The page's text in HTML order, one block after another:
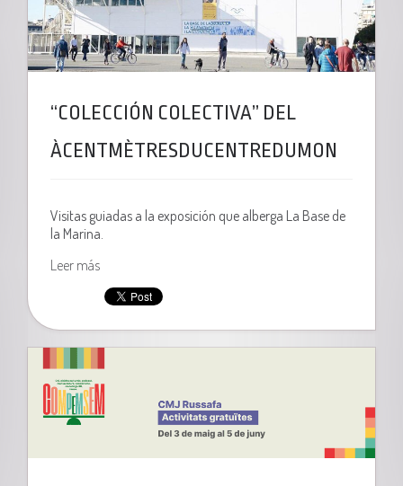
“COLECCIÓN COLECTIVA” DEL
ÀCENTMÈTRESDUCENTREDUMON
Visitas guiadas a la exposición que alberga La Base de
la Marina.
Leer más